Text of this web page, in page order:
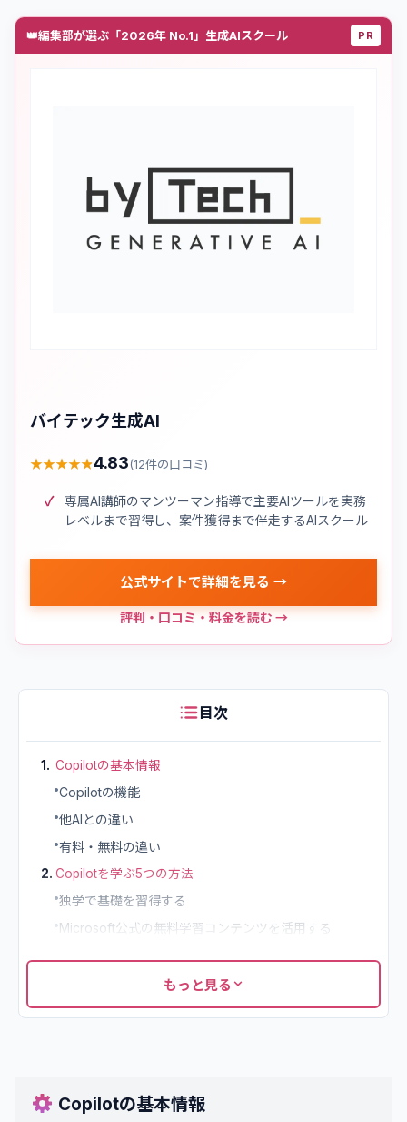
👑編集部が選ぶ「2026年 No.1」生成AIスクール PR
バイテック生成AI
★
★★
★★
★★
★★
★4.83(12件の口コミ)
専属AI講師のマンツーマン指導で主要AIツールを実務
レベルまで習得し、案件獲得まで伴走するAIスクール
公式サイトで詳細を見る →
評判・口コミ・料金を読む →
目次
1. Copilotの基本情報
•Copilotの機能
•他AIとの違い
•有料・無料の違い
2. Copilotを学ぶ5つの方法
•独学で基礎を習得する
•Microsoft公式の無料学習コンテンツを活用する
企業向け研修プログラムを受講する
•書籍や動画教材で自分のペースで学習する
実務で使えるスキルが身につくカリキュラムか見極める
もっと見る
Copilotの基本情報